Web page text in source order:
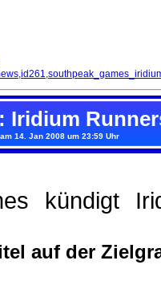
Iridium
14. Jan 2008 um 23:59 Uhr
kündigt
auf der